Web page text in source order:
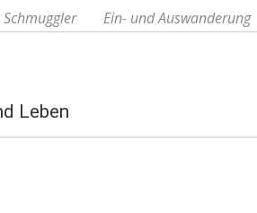
Schmuggler Ein- und Auswanderung
Leben